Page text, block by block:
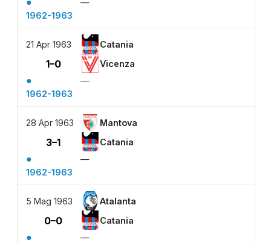
1962-1963
21 Apr 1963 Catania
1–0 Vicenza
●
—
1962-1963
28 Apr 1963 Mantova
3–1 Catania
●
—
1962-1963
5 Mag 1963 Atalanta
0–0 Catania
●
—